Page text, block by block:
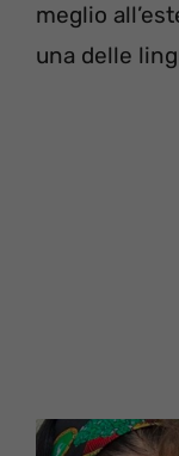
meglio
una delle